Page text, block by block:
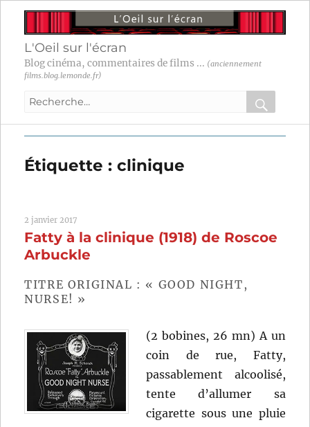
L'Oeil sur l'écran
Blog cinéma, commentaires de films ... (anciennement
films.blog.lemonde.fr)
Recherche
:
OK
Étiquette :clinique
2 janvier 2017
Fatty à la clinique (1918) de Roscoe
Arbuckle
TITRE ORIGINAL : « GOOD NIGHT,
NURSE! »
(2 bobines, 26 mn) A un
coin de rue, Fatty,
passablement alcoolisé,
tente d’allumer sa
cigarette sous une pluie